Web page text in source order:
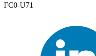
FC0-U71